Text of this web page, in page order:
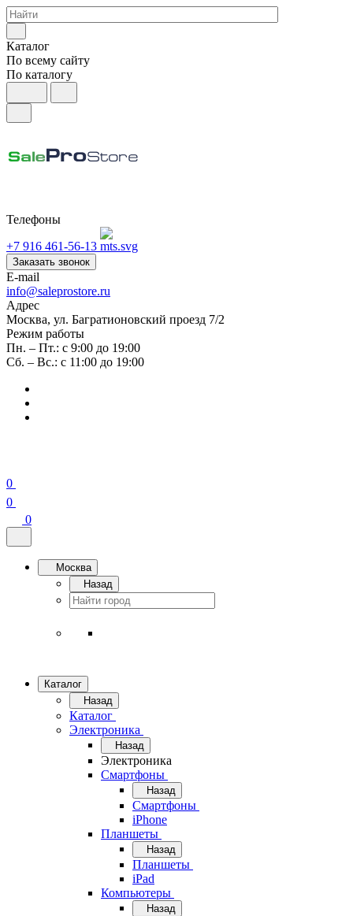
Каталог
По всему сайту
По каталогу
Телефоны
+7 916 461-56-13
Заказать звонок
E-mail
info@saleprostore.ru
Адрес
Москва, ул. Багратионовский проезд 7/2
Режим работы
Пн. – Пт.: с 9:00 до 19:00
Сб. – Вс.: с 11:00 до 19:00
0
0
0
Москва
Назад
Каталог
Назад
Каталог
Электроника
Назад
Электроника
Смартфоны
Назад
Смартфоны
iPhone
Планшеты
Назад
Планшеты
iPad
Компьютеры
Назад